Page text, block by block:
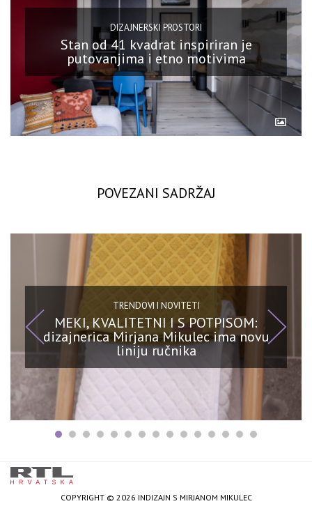
DIZAJNERSKI PROSTORI
Stan od 41 kvadrat inspiriran je
putovanjima i etno motivima
POVEZANI SADRŽAJ
TRENDOVI I NOVITETI
MEKI, KVALITETNI I S POTPISOM:
dizajnerica Mirjana Mikulec ima novu
liniju ručnika
COPYRIGHT © 2026 INDIZAJN S MIRJANOM MIKULEC